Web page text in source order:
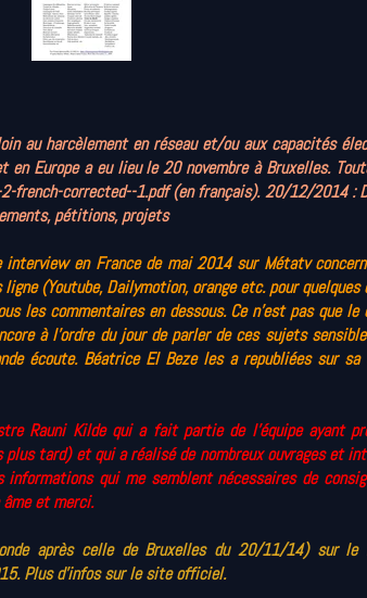
au harcèlement en réseau et/ou aux capacités
en Europe a eu lieu le 20 novembre à Bruxelles.
french-corrected--1.pdf(en français). 20/12/2014 :
pétitions, projets
interview en France de mai 2014 sur Métatv
(Youtube, Dailymotion,orangeetc. pour quelques
les commentaires en dessous. Ce n'est pas que le
à l'ordre du jour de parler de ces sujets
écoute. Béatrice El Beze les a republiées sur sa
Rauni Kilde qui a fait partie de l'équipe ayant
tard) et qui a réalisé de nombreux ouvrages et
qui me semblent nécessaires de
et merci.
après celle de Bruxelles du 20/11/14) sur le
Plus d'infos sur lesite officiel.